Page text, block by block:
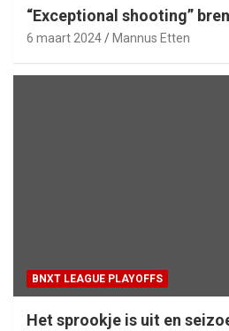
“Exceptional shooting”
6 maart 2024 Mannus Etten
BNXT LEAGUE PLAYOFFS
Het sprookje is uit en